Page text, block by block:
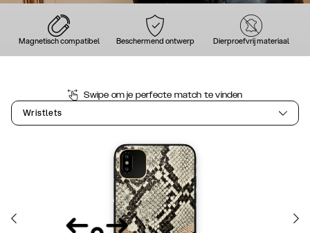
Magnetisch compatibel Beschermend ontwerp Dierproefvrij materiaal
Swipe om je perfecte match te vinden
Wristlets